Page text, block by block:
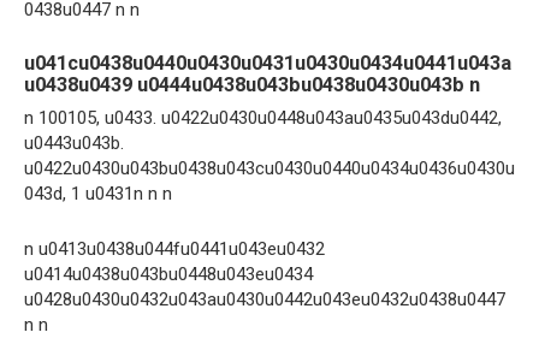
0438u0447 n n
u041cu0438u0440u0430u0431u0430u0434u0441u043a
u0438u0439 u0444u0438u043bu0438u0430u043b n
n 100105, u0433. u0422u0430u0448u043au0435u043du0442,
u0443u043b.
u0422u0430u043bu0438u043cu0430u0440u0434u0436u0430u
043d, 1 u0431n n n
n u0413u0438u044fu0441u043eu0432
u0414u0438u043bu0448u043eu0434
u0428u0430u0432u043au0430u0442u043eu0432u0438u0447
n n